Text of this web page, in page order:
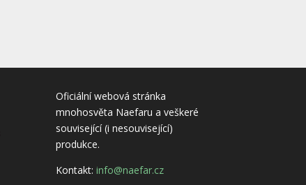
Oficiální webová stránka
mnohosvěta Naefaru a veškeré
související (i nesouvisející)
produkce.
Kontakt:info@naefar.cz